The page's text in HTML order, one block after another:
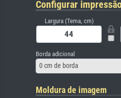
Configurar
Largura (Tema, cm)
Borda adicional
0 cm de borda
Moldura de imagem